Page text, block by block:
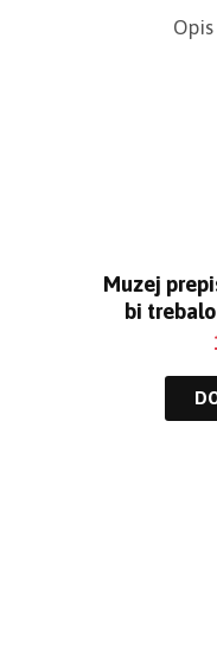
Opis
Muzej
bi